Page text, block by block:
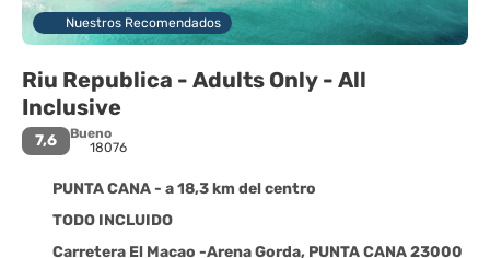
Nuestros Recomendados
Riu Republica - Adults Only - All
Inclusive
7,6
Bueno
18076
PUNTA CANA - a 18,3 km del centro
TODO INCLUIDO
Carretera El Macao -Arena Gorda, PUNTA CANA 23000